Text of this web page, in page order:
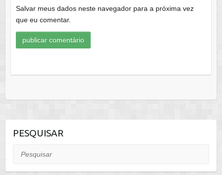
Salvar meus dados neste navegador para a próxima vez
que eu comentar.
PESQUISAR
Pesquisar